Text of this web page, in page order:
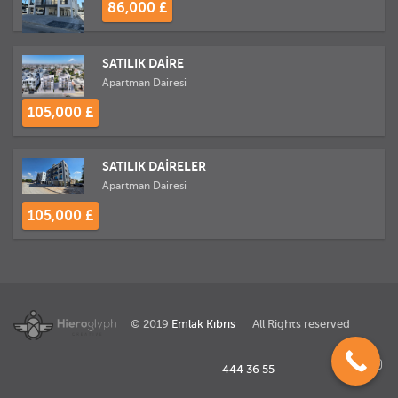
86,000 £
SATILIK DAİRE
Apartman Dairesi
105,000 £
SATILIK DAİRELER
Apartman Dairesi
105,000 £
© 2019 Emlak Kıbrıs All Rights reserved
444 36 55